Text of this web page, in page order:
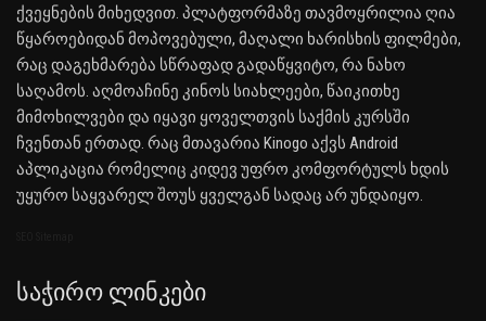
ქვეყნების მიხედვით. პლატფორმაზე თავმოყრილია ღია
წყაროებიდან მოპოვებული, მაღალი ხარისხის ფილმები,
რაც დაგეხმარება სწრაფად გადაწყვიტო, რა ნახო
საღამოს. აღმოაჩინე კინოს სიახლეები, წაიკითხე
მიმოხილვები და იყავი ყოველთვის საქმის კურსში
ჩვენთან ერთად. რაც მთავარია Kinogo აქვს Android
აპლიკაცია რომელიც კიდევ უფრო კომფორტულს ხდის
უყურო საყვარელ შოუს ყველგან სადაც არ უნდაიყო.
Საჭირო Ლინკები